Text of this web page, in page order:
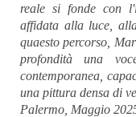
reale si fonde con
affidata alla luce,
quaesto percorso,
profondità una
contemporanea,
una pittura densa di
Palermo, Maggio